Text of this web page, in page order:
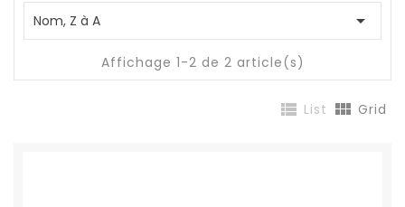
Nom, Z à A 
Affichage 1-2 de 2 article(s)
 Grid
 List